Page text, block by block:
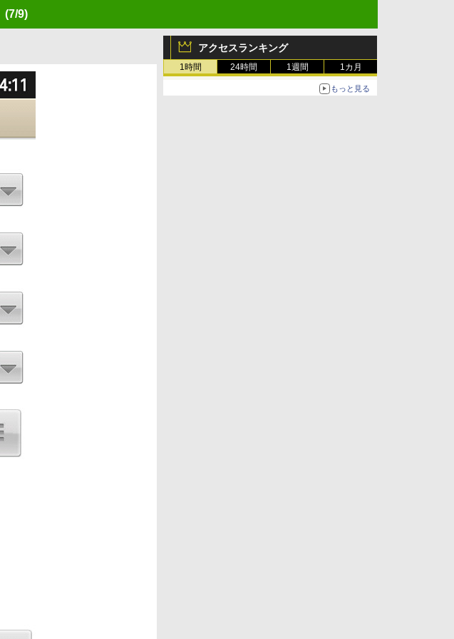
(7/9)
アクセスランキング
1時間 24時間 1週間 1カ月
もっと見る